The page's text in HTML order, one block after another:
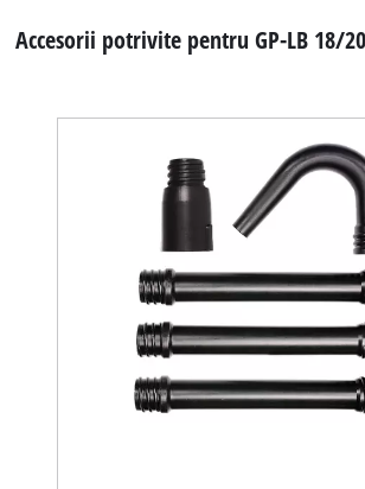
Accesorii potrivite pentru GP-LB 18/